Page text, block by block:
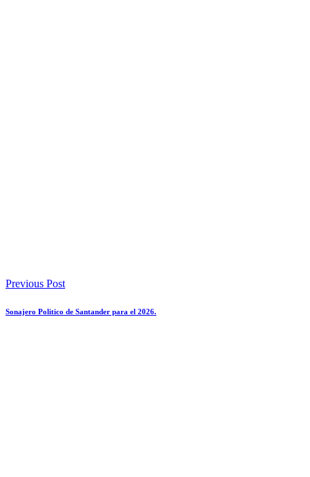
Previous Post
Sonajero Politico de Santander para el 2026.